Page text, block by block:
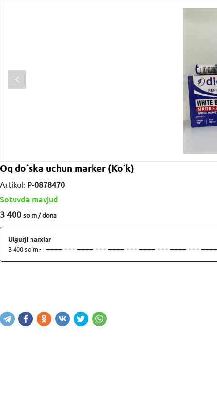
Oq do`ska uchun marker (Ko`k)
Artikul: P-0878470
Sotuvda mavjud
3 400 so'm / dona
Ulgurji narxlar
3 400 so'm